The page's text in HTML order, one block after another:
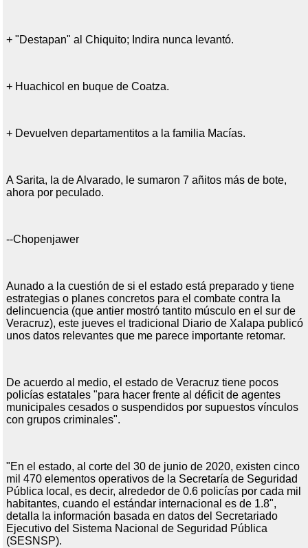
+ "Destapan" al Chiquito; Indira nunca levantó.
+ Huachicol en buque de Coatza.
+ Devuelven departamentitos a la familia Macías.
A Sarita, la de Alvarado, le sumaron 7 añitos más de bote,
ahora por peculado.
--Chopenjawer
Aunado a la cuestión de si el estado está preparado y tiene
estrategias o planes concretos para el combate contra la
delincuencia (que antier mostró tantito músculo en el sur de
Veracruz), este jueves el tradicional Diario de Xalapa publicó
unos datos relevantes que me parece importante retomar.
De acuerdo al medio, el estado de Veracruz tiene pocos
policías estatales "para hacer frente al déficit de agentes
municipales cesados o suspendidos por supuestos vínculos
con grupos criminales".
"En el estado, al corte del 30 de junio de 2020, existen cinco
mil 470 elementos operativos de la Secretaría de Seguridad
Pública local, es decir, alrededor de 0.6 policías por cada mil
habitantes, cuando el estándar internacional es de 1.8",
detalla la información basada en datos del Secretariado
Ejecutivo del Sistema Nacional de Seguridad Pública
(SESNSP).